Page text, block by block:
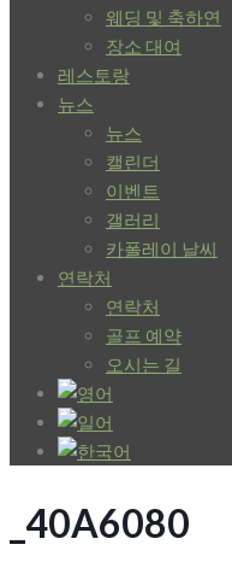
웨딩 및 축하연
장소 대여
레스토랑
뉴스
뉴스
캘린더
이벤트
갤러리
카폴레이 날씨
연락처
연락처
골프 예약
오시는 길
_40A6080